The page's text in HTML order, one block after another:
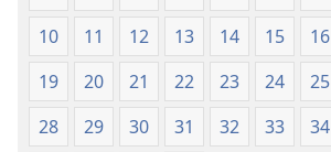
10
11 12 13 14 15 16
19
20 21 22 23 24 25
28
29 30 31 32 33 34